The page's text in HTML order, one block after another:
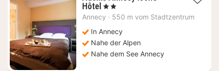
Hôtel 1
Nacht
ab
98
€
, 2 Sterne
Annecy · 550 m vom Stadtzentrum
In Annecy
Nahe der Alpen
Nahe dem See Annecy